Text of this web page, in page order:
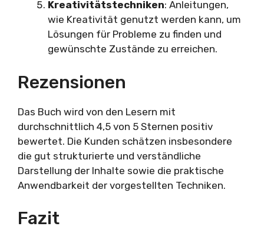
Kreativitätstechniken: Anleitungen,
wie Kreativität genutzt werden kann, um
Lösungen für Probleme zu finden und
gewünschte Zustände zu erreichen.
Rezensionen
Das Buch wird von den Lesern mit
durchschnittlich 4,5 von 5 Sternen positiv
bewertet. Die Kunden schätzen insbesondere
die gut strukturierte und verständliche
Darstellung der Inhalte sowie die praktische
Anwendbarkeit der vorgestellten Techniken.
Fazit